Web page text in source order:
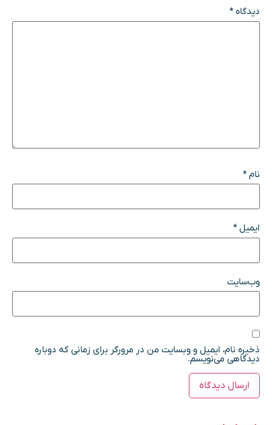
دیدگاه*
نام*
ایمیل*
وب‌سایت
ذخیره نام، ایمیل و وبسایت من در مرورگر برای زمانی که دوباره
دیدگاهی می‌نویسم.